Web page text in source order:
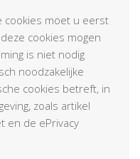
cookies moet u eerst
cookies mogen
is niet nodig
noodzakelijke
cookies betreft, in
zoals artikel
en de ePrivacy